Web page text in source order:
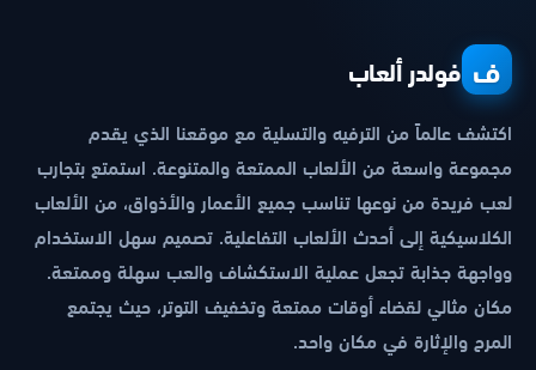
ف فولدر ألعاب
اكتشف عالماً من الترفيه والتسلية مع موقعنا الذي يقدم
مجموعة واسعة من الألعاب الممتعة والمتنوعة. استمتع بتجارب
لعب فريدة من نوعها تناسب جميع الأعمار والأذواق، من الألعاب
الكلاسيكية إلى أحدث الألعاب التفاعلية. تصميم سهل الاستخدام
وواجهة جذابة تجعل عملية الاستكشاف والعب سهلة وممتعة.
مكان مثالي لقضاء أوقات ممتعة وتخفيف التوتر، حيث يجتمع
المرح والإثارة في مكان واحد.